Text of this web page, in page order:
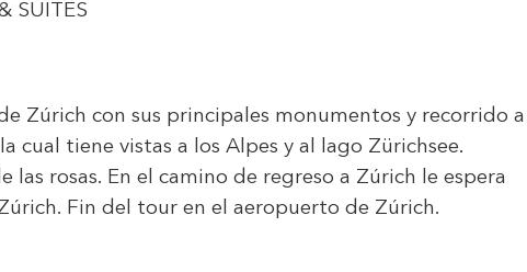
SUITES
Zúrich con sus principales monumentos y recorrido a
cual tiene vistas a los Alpes y al lago Zürichsee.
las rosas. En el camino de regreso a Zúrich le espera
Fin del tour en el aeropuerto de Zúrich.